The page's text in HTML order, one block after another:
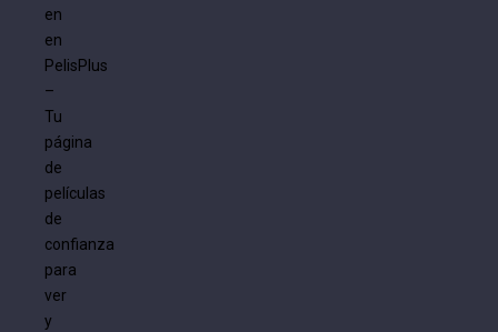
en
en
PelisPlus
–
Tu
página
de
películas
de
confianza
para
ver
y